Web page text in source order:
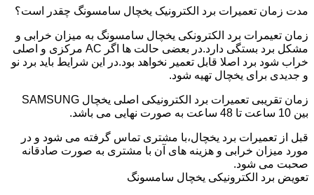
مدت زمان تعمیرات برد الکترونیک یخچال سامسونگ چقدر است؟
زمان تعیمرات برد الکترونکی یخچال سامسونگ به میزان خرابی و
مشکل برد بستگی دارد.در بعضی حالت ها اگر AC مرکزی و اصلی
خراب شود برد اصلا قابل تعمیر نخواهد بود.در این شرایط باید برد نو
و جدیدی برای یخچال تهیه شود.
زمان تقریبی تعمیرات برد الکترونیکی اصلی یخچال SAMSUNG
بین 10 ساعت تا 48 ساعت به صورت نهایی می باشد.
قبل از تعمیرات برد یخچال،با مشتری تماس گرفته می شود و در
مورد میزان خرابی و هزینه های آن با مشتری به صورت صادقانه
صحبت می شود.
تعویض برد الکترونیکی یخچال سامسونگ